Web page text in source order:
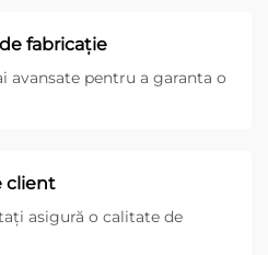
fabricaţie
avansate pentru a garanta o
client
asigură o calitate de